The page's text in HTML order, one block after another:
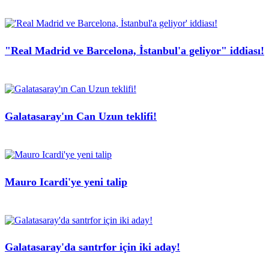
"Real Madrid ve Barcelona, İstanbul'a geliyor" iddiası!
Galatasaray'ın Can Uzun teklifi!
Mauro Icardi'ye yeni talip
Galatasaray'da santrfor için iki aday!